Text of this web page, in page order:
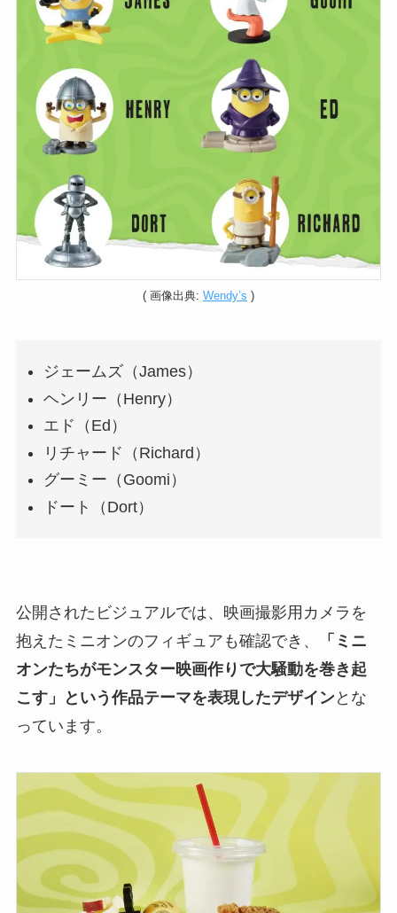
( 画像出典: Wendy’s )
ジェームズ（James）
ヘンリー（Henry）
エド（Ed）
リチャード（Richard）
グーミー（Goomi）
ドート（Dort）
公開されたビジュアルでは、映画撮影用カメラを
抱えたミニオンのフィギュアも確認でき、
「ミニ
オンたちがモンスター映画作りで大騒動を巻き起
こす」という作品テーマを表現したデザインとな
っています。